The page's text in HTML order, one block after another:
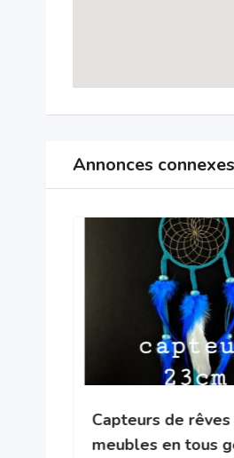
Annonces connexes
Capteurs de rêves
meubles en tous